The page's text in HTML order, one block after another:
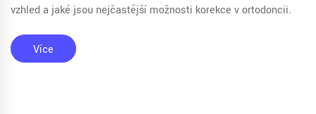
vzhled a jaké jsou nejčastější možnosti korekce v ortodoncii.
Více